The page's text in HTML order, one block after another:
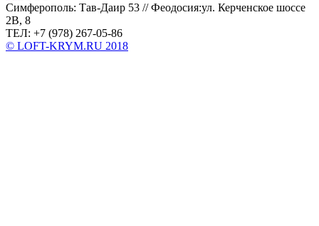
Симферополь: Тав-Даир 53 // Феодосия:ул. Керченское шоссе
2В, 8
ТЕЛ: +7 (978) 267-05-86
© LOFT-KRYM.RU 2018